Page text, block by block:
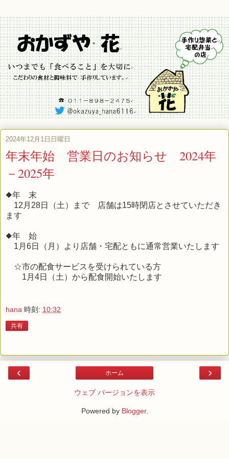
2024年12月1日日曜日
年末年始 営業日のお知らせ 2024年
－2025年
◆年 末
12月28日（土）まで 店舗は15時閉店とさせていただき
ます
◆年 始
1月6日（月）より店舗・宅配ともに通常営業いたします
☆市の配食サービスを受けられている方
1月4日（土）から配食開始いたします
hana 時刻: 10:32
共有
‹ ›
ホーム
ウェブ バージョンを表示
Powered by Blogger.